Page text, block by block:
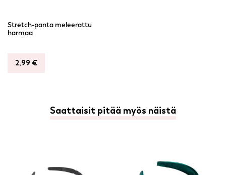
Stretch-panta meleerattu
harmaa
2,99 €
Saattaisit pitää myös näistä